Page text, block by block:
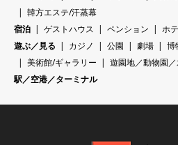
韓方エステ/汗蒸幕
宿泊
ゲストハウス ペンション ホ
遊ぶ／見る
カジノ 公園 劇場 博
美術館/ギャラリー
遊園地／動物園
駅／空港／ターミナル